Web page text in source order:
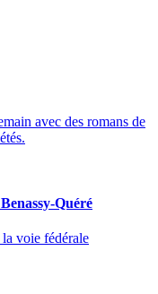
avec des romans de
Quéré
voie fédérale